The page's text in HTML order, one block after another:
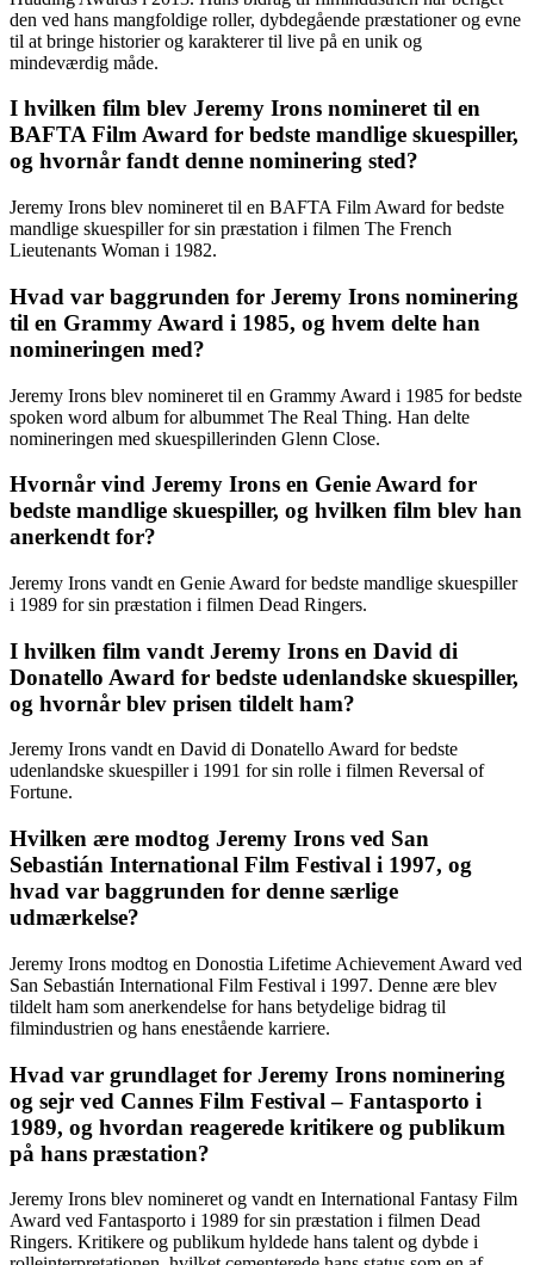
den ved hans mangfoldige roller, dybdegående præstationer og evne
til at bringe historier og karakterer til live på en unik og
mindeværdig måde.
I hvilken film blev Jeremy Irons nomineret til en
BAFTA Film Award for bedste mandlige skuespiller,
og hvornår fandt denne nominering sted?
Jeremy Irons blev nomineret til en BAFTA Film Award for bedste
mandlige skuespiller for sin præstation i filmen The French
Lieutenants Woman i 1982.
Hvad var baggrunden for Jeremy Irons nominering
til en Grammy Award i 1985, og hvem delte han
nomineringen med?
Jeremy Irons blev nomineret til en Grammy Award i 1985 for bedste
spoken word album for albummet The Real Thing. Han delte
nomineringen med skuespillerinden Glenn Close.
Hvornår vind Jeremy Irons en Genie Award for
bedste mandlige skuespiller, og hvilken film blev han
anerkendt for?
Jeremy Irons vandt en Genie Award for bedste mandlige skuespiller
i 1989 for sin præstation i filmen Dead Ringers.
I hvilken film vandt Jeremy Irons en David di
Donatello Award for bedste udenlandske skuespiller,
og hvornår blev prisen tildelt ham?
Jeremy Irons vandt en David di Donatello Award for bedste
udenlandske skuespiller i 1991 for sin rolle i filmen Reversal of
Fortune.
Hvilken ære modtog Jeremy Irons ved San
Sebastián International Film Festival i 1997, og
hvad var baggrunden for denne særlige
udmærkelse?
Jeremy Irons modtog en Donostia Lifetime Achievement Award ved
San Sebastián International Film Festival i 1997. Denne ære blev
tildelt ham som anerkendelse for hans betydelige bidrag til
filmindustrien og hans enestående karriere.
Hvad var grundlaget for Jeremy Irons nominering
og sejr ved Cannes Film Festival – Fantasporto i
1989, og hvordan reagerede kritikere og publikum
på hans præstation?
Jeremy Irons blev nomineret og vandt en International Fantasy Film
Award ved Fantasporto i 1989 for sin præstation i filmen Dead
Ringers. Kritikere og publikum hyldede hans talent og dybde i